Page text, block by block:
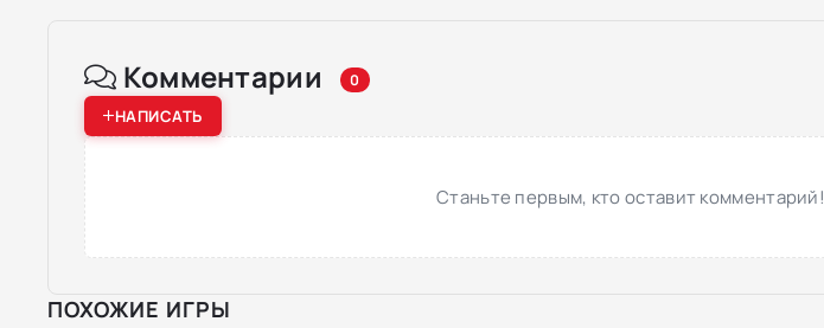
Комментарии 0
НАПИСАТЬ
Станьте первым, кто оставит комментарий!
ПОХОЖИЕ ИГРЫ